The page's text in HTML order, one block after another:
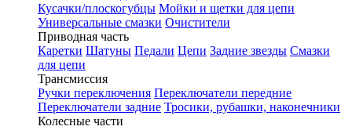
Кусачки/плоскогубцы Мойки и щетки для цепи
Универсальные смазки Очистители
Приводная часть
Каретки Шатуны Педали Цепи Задние звезды Смазки
для цепи
Трансмиссия
Ручки переключения Переключатели передние
Переключатели задние Тросики, рубашки, наконечники
Колесные части